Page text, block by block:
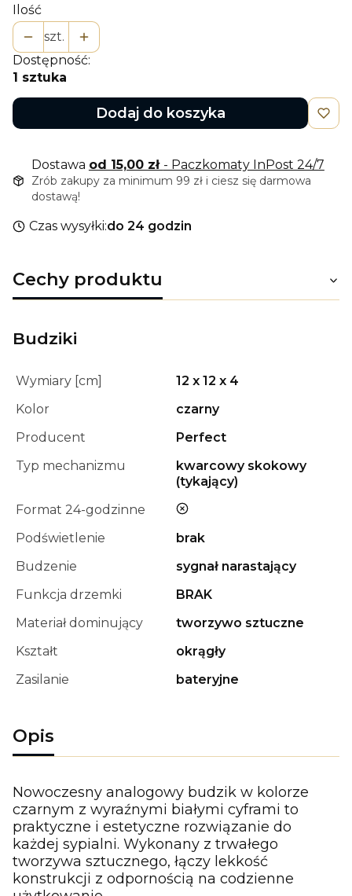
Ilość
szt.
Dostępność:
1 sztuka
Dodaj do koszyka
Dostawa od 15,00 zł - Paczkomaty InPost 24/7
Zrób zakupy za minimum 99 zł i ciesz się darmowa
dostawą!
Czas wysyłki:do 24 godzin
Cechy produktu
Budziki
Wymiary [cm]
12 x 12 x 4
Kolor
czarny
Producent
Perfect
Typ mechanizmu
kwarcowy skokowy
(tykający)
Format 24-godzinne
nie
Podświetlenie
brak
Budzenie
sygnał narastający
Funkcja drzemki
BRAK
Materiał dominujący
tworzywo sztuczne
Kształt
okrągły
Zasilanie
bateryjne
Opis
Nowoczesny analogowy budzik w kolorze
czarnym z wyraźnymi białymi cyframi to
praktyczne i estetyczne rozwiązanie do
każdej sypialni. Wykonany z trwałego
tworzywa sztucznego, łączy lekkość
konstrukcji z odpornością na codzienne